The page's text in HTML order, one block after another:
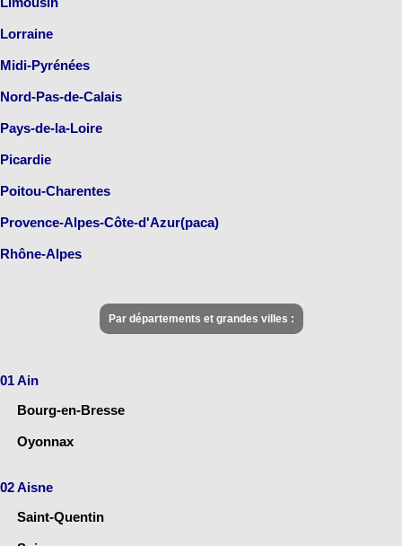
Lorraine
Midi-Pyrénées
Nord-Pas-de-Calais
Pays-de-la-Loire
Picardie
Poitou-Charentes
Provence-Alpes-Côte-d'Azur(paca)
Rhône-Alpes
Par départements et grandes villes :
01 Ain
Bourg-en-Bresse
Oyonnax
02 Aisne
Saint-Quentin